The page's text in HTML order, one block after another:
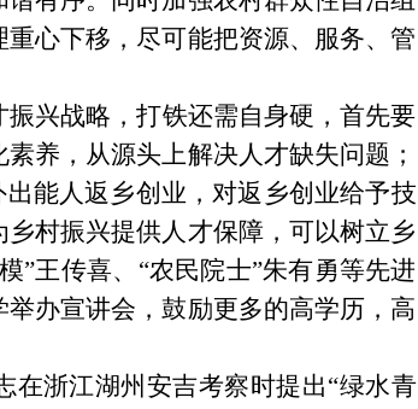
心下移，尽可能把资源、服务、管
兴战略，打铁还需自身硬，首先要
养，从源头上解决人才缺失问题；
能人返乡创业，对返乡创业给予技
村振兴提供人才保障，可以树立乡
”王传喜、“农民院士”朱有勇等先进
办宣讲会，鼓励更多的高学历，高
在浙江湖州安吉考察时提出“绿水青